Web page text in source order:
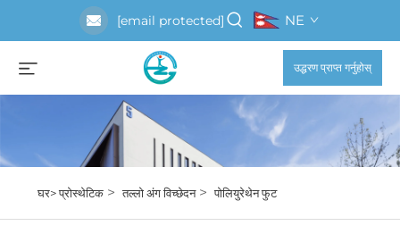
[email protected] NE
उद्धरण प्राप्त गर्नुहोस्
घर>प्रोस्थेटिक>तल्लो अंग विच्छेदन>पोलियुरेथेन फुट